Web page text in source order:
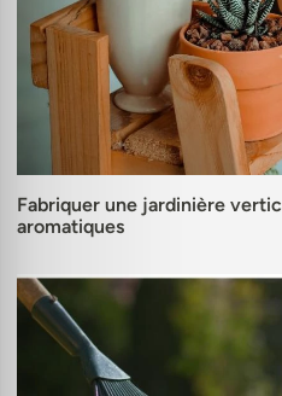
Fabriquer une jardinière
aromatiques